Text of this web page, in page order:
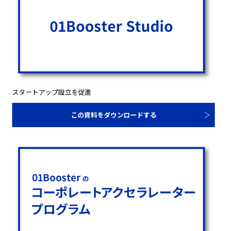
スタートアップ設立を促進
この資料をダウンロードする